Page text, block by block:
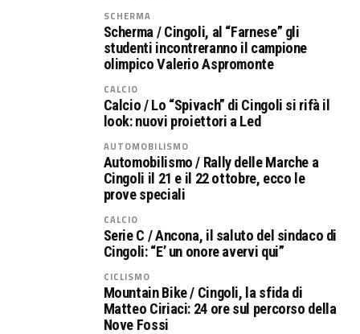
SCHERMA
Scherma / Cingoli, al “Farnese” gli
studenti incontreranno il campione
olimpico Valerio Aspromonte
CALCIO
Calcio / Lo “Spivach” di Cingoli si rifà il
look: nuovi proiettori a Led
AUTOMOBILISMO
Automobilismo / Rally delle Marche a
Cingoli il 21 e il 22 ottobre, ecco le
prove speciali
CALCIO
Serie C / Ancona, il saluto del sindaco di
Cingoli: “E’ un onore avervi qui”
CICLISMO
Mountain Bike / Cingoli, la sfida di
Matteo Ciriaci: 24 ore sul percorso della
Nove Fossi